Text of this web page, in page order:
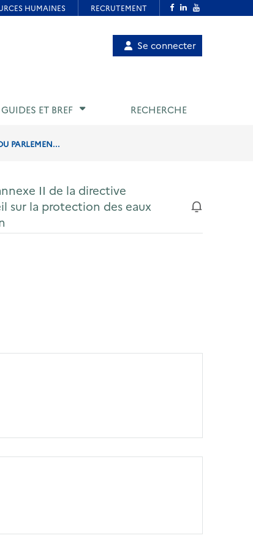
Menu
utilisateur
Se connecter
GUIDES ET BREF RECHERCHE
PARLEMEN...
II de la directive
sur la protection des eaux